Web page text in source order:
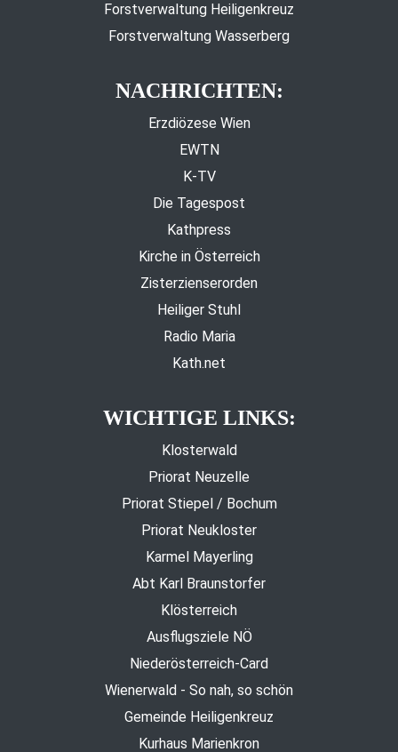
Forstverwaltung Heiligenkreuz
Forstverwaltung Wasserberg
NACHRICHTEN:
Erzdiözese Wien
EWTN
K-TV
Die Tagespost
Kathpress
Kirche in Österreich
Zisterzienserorden
Heiliger Stuhl
Radio Maria
Kath.net
WICHTIGE LINKS:
Klosterwald
Priorat Neuzelle
Priorat Stiepel / Bochum
Priorat Neukloster
Karmel Mayerling
Abt Karl Braunstorfer
Klösterreich
Ausflugsziele NÖ
Niederösterreich-Card
Wienerwald - So nah, so schön
Gemeinde Heiligenkreuz
Kurhaus Marienkron